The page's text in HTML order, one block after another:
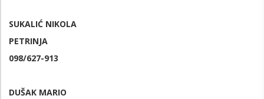
SUKALIĆ NIKOLA
PETRINJA
098/627-913
DUŠAK MARIO